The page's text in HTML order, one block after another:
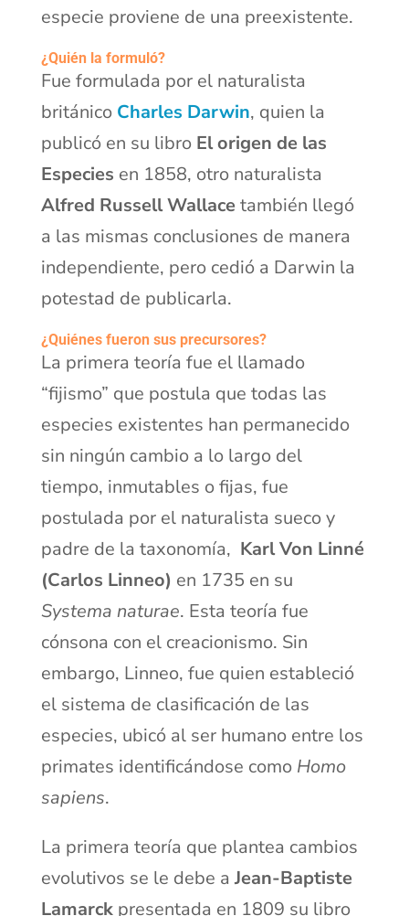
especie proviene de una preexistente.
¿Quién la formuló?
Fue formulada por el naturalista
británico Charles Darwin, quien la
publicó en su libro El origen de las
Especies en 1858, otro naturalista
Alfred Russell Wallace también llegó
a las mismas conclusiones de manera
independiente, pero cedió a Darwin la
potestad de publicarla.
¿Quiénes fueron sus precursores?
La primera teoría fue el llamado
“fijismo” que postula que todas las
especies existentes han permanecido
sin ningún cambio a lo largo del
tiempo, inmutables o fijas, fue
postulada por el naturalista sueco y
padre de la taxonomía, Karl Von Linné
(Carlos Linneo) en 1735 en su
Systema naturae. Esta teoría fue
cónsona con el creacionismo. Sin
embargo, Linneo, fue quien estableció
el sistema de clasificación de las
especies, ubicó al ser humano entre los
primates identificándose como Homo
sapiens.
La primera teoría que plantea cambios
evolutivos se le debe aJean-Baptiste
Lamarckpresentada en 1809 su libro